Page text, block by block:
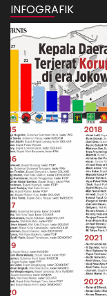
INFOGRAFIK